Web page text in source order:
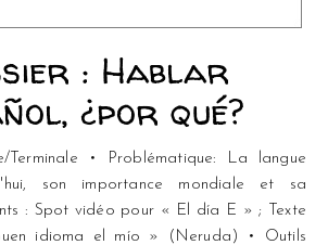
: Hablar
¿por qué?
son importance mondiale et sa
: Spot vidéo pour « El día E » ; Texte
idioma el mío » (Neruda) • Outils